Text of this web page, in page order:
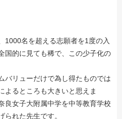
1000名を超える志願者を1度の入
国的に見ても稀で、この少子化の
バリューだけで為し得たものでは
よるところも大きいと思えま
女子大附属中学を中等教育学校
れた先生です。